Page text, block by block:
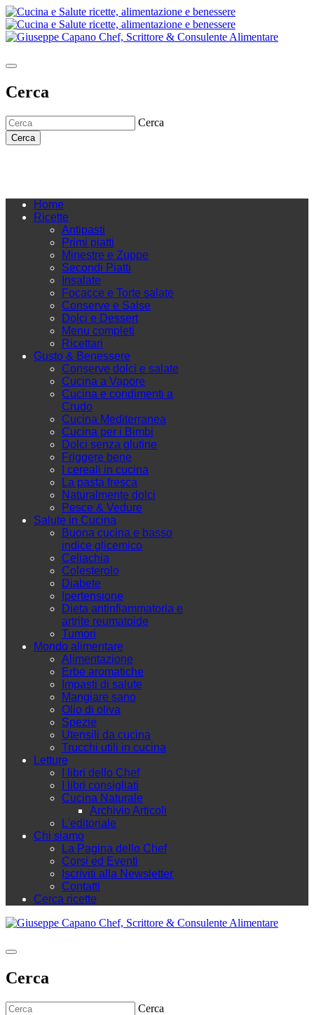
Cerca
Cerca
Cerca
Home
Ricette
Antipasti
Primi piatti
Minestre e Zuppe
Secondi Piatti
Insalate
Focacce e Torte salate
Conserve e Salse
Dolci e Dessert
Menu completi
Ricettari
Gusto & Benessere
Conserve dolci e salate
Cucina a Vapore
Cucina e condimenti a
Crudo
Cucina Mediterranea
Cucina per i Bimbi
Dolci senza glutine
Friggere bene
I cereali in cucina
La pasta fresca
Naturalmente dolci
Pesce & Vedure
Salute in Cucina
Buona cucina e basso
indice glicemico
Celiachia
Colesterolo
Diabete
Ipertensione
Dieta antinfiammatoria e
artrite reumatoide
Tumori
Mondo alimentare
Alimentazione
Erbe aromatiche
Impasti di salute
Mangiare sano
Olio di oliva
Spezie
Utensili da cucina
Trucchi utili in cucina
Letture
I libri dello Chef
I libri consigliati
Cucina Naturale
Archivio Articoli
L'editoriale
Chi siamo
La Pagina dello Chef
Corsi ed Eventi
Iscriviti alla Newsletter
Contatti
Cerca ricette
Cerca
Cerca